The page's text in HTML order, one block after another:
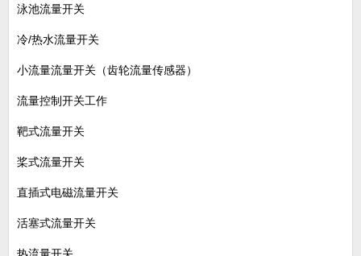
泳池流量开关
冷/热水流量开关
小流量流量开关（齿轮流量传感器）
流量控制开关工作
靶式流量开关
桨式流量开关
直插式电磁流量开关
活塞式流量开关